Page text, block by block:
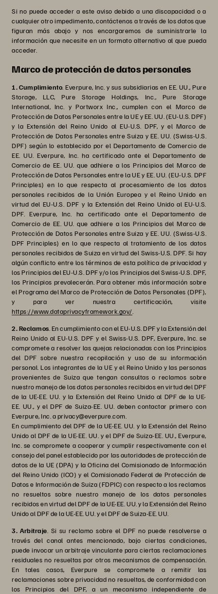
Si no puede acceder a este aviso debido a una discapacidad o a
cualquier otro impedimento, contáctenos a través de los datos que
figuran más abajo y nos encargaremos de suministrarle la
información que necesite en un formato alternativo al que pueda
acceder.
Marco de protección de datos personales
1. Cumplimiento . Everpure, Inc. y sus subsidiarias en EE. UU., Pure
Storage, LLC, Pure Storage Holdings, Inc., Pure Storage
International, Inc. y Portworx Inc., cumplen con el Marco de
Protección de Datos Personales entre la UE y EE. UU. (EU-U.S. DPF)
y la Extensión del Reino Unido al EU-U.S. DPF, y el Marco de
Protección de Datos Personales entre Suiza y EE. UU. (Swiss-U.S.
DPF) según lo establecido por el Departamento de Comercio de
EE. UU. Everpure, Inc. ha certificado ante el Departamento de
Comercio de EE. UU. que adhiere a los Principios del Marco de
Protección de Datos Personales entre la UE y EE. UU. (EU-U.S. DPF
Principles) en lo que respecta al procesamiento de los datos
personales recibidos de la Unión Europea y el Reino Unido en
virtud del EU-U.S. DPF y la Extensión del Reino Unido al EU-U.S.
DPF. Everpure, Inc. ha certificado ante el Departamento de
Comercio de EE. UU. que adhiere a los Principios del Marco de
Protección de Datos Personales entre Suiza y EE. UU. (Swiss-U.S.
DPF Principles) en lo que respecta al tratamiento de los datos
personales recibidos de Suiza en virtud del Swiss-U.S. DPF. Si hay
algún conflicto entre los términos de esta política de privacidad y
los Principios del EU-U.S. DPF y/o los Principios del Swiss-U.S. DPF,
los Principios prevalecerán. Para obtener más información sobre
el Programa del Marco de Protección de Datos Personales (DPF),
y para ver nuestra certificación, visite
https://www.dataprivacyframework.gov/
2. Reclamos . En cumplimiento con el EU-U.S. DPF y la Extensión del
Reino Unido al EU-U.S. DPF y el Swiss-U.S. DPF, Everpure, Inc. se
compromete a resolver las quejas relacionadas con los Principios
del DPF sobre nuestra recopilación y uso de su información
personal. Los integrantes de la UE y el Reino Unido y las personas
provenientes de Suiza que tengan consultas o reclamos sobre
nuestro manejo de los datos personales recibidos en virtud del DPF
de la UE-EE. UU. y la Extensión del Reino Unido al DPF de la UE-
EE. UU., y el DPF de Suiza-EE. UU. deben contactar primero con
Everpure, Inc. a privacy@everpure.com.
En cumplimiento del DPF de la UE-EE. UU. y la Extensión del Reino
Unido al DPF de la UE-EE. UU. y el DPF de Suiza-EE. UU., Everpure,
Inc. se compromete a cooperar y cumplir respectivamente con el
consejo del panel establecido por las autoridades de protección de
datos de la UE (DPA) y la Oficina del Comisionado de Información
del Reino Unido (ICO) y el Comisionado Federal de Protección de
Datos e Información de Suiza (FDPIC) con respecto a los reclamos
no resueltos sobre nuestro manejo de los datos personales
recibidos en virtud del DPF de la UE-EE. UU. y la Extensión del Reino
Unido al DPF de la UE-EE. UU. y el DPF de Suiza-EE. UU.
3. Arbitraje . Si su reclamo sobre el DPF no puede resolverse a
través del canal antes mencionado, bajo ciertas condiciones,
puede invocar un arbitraje vinculante para ciertas reclamaciones
residuales no resueltas por otros mecanismos de compensación.
En tales casos, Everpure se compromete a remitir las
reclamaciones sobre privacidad no resueltas, de conformidad con
los Principios del DPF, a un mecanismo independiente de